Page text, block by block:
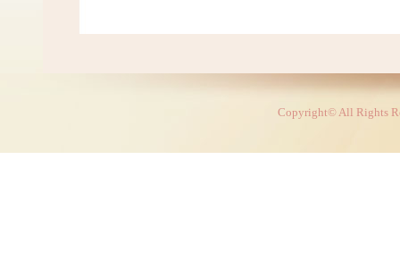
Copyright© All Rights